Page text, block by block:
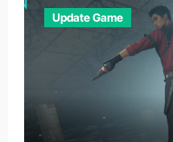
Update Game